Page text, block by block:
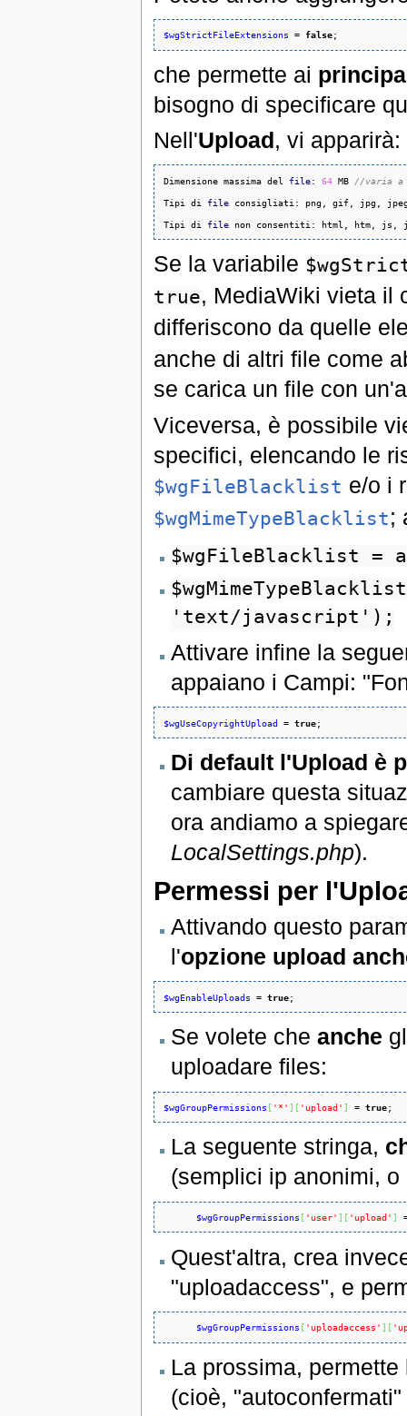
$wgStrictFileExtensions = false;
che permette ai
bisogno di specificare
Nell'Upload, vi apparirà:
Dimensione massima del file: 64 MB //varia a
Tipi di file consigliati: png, gif, jpg,
Tipi di file non consentiti: html, htm, js,
Se la variabile
true, MediaWiki vieta il
differiscono da quelle
anche di altri file come
se carica un file con
Viceversa, è possibile
specifici, elencando le
$wgFileBlacklist e/o i
$wgMimeTypeBlacklist;
$wgFileBlacklist
'text/javascript');
Attivare infine la
appaiano i Campi:
$wgUseCopyrightUpload = true;
Di default l'Upload è
cambiare questa
ora andiamo a
LocalSettings.php).
Permessi per
Attivando questo
l'opzione upload
$wgEnableUploads = true;
Se volete che anche
uploadare files:
$wgGroupPermissions [ '*' ] [ 'upload' ] = true;
La seguente stringa,
(semplici ip anonimi,
$wgGroupPermissions [ 'user' ] [ 'upload' ]
Quest'altra, crea
"uploadaccess", e
$wgGroupPermissions [ 'uploadaccess' ] [
La prossima, permette
(cioè,